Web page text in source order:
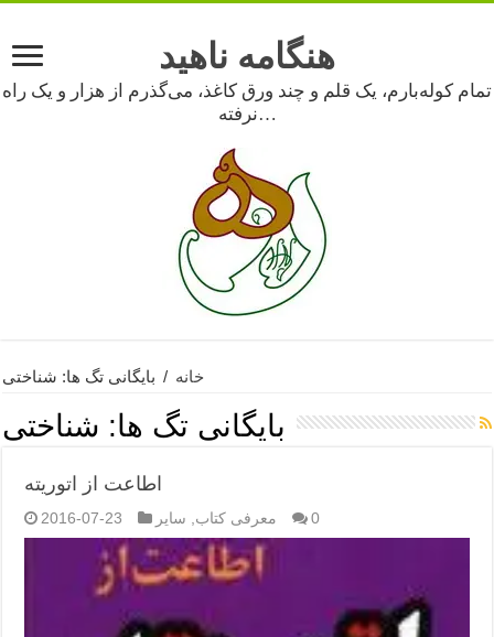
هنگامه ناهید
تمام کوله‌بارم، یک قلم و چند ورق کاغذ، می‌گذرم از هزار و یک راه
نرفته…
خانه / بایگانی تگ ها: شناختی
بایگانی تگ ها: شناختی
اطاعت از اتوریته
2016-07-23 معرفی کتاب سایر 0